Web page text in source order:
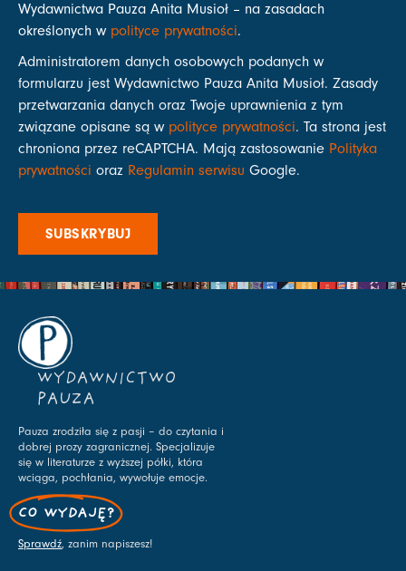
Wydawnictwa Pauza Anita Musioł – na zasadach
określonych w polityce prywatności.
Administratorem danych osobowych podanych w
formularzu jest Wydawnictwo Pauza Anita Musioł. Zasady
przetwarzania danych oraz Twoje uprawnienia z tym
związane opisane są w polityce prywatności. Ta strona jest
chroniona przez reCAPTCHA. Mają zastosowanie Polityka
prywatności oraz Regulamin serwisu Google.
SUBSKRYBUJ
WYDAWNICTWO
PAUZA
Pauza zrodziła się z pasji – do czytania i
dobrej prozy zagranicznej. Specjalizuje
się w literaturze z wyższej półki, która
wciąga, pochłania, wywołuje emocje.
CO WYDAJĘ?
Sprawdź, zanim napiszesz!